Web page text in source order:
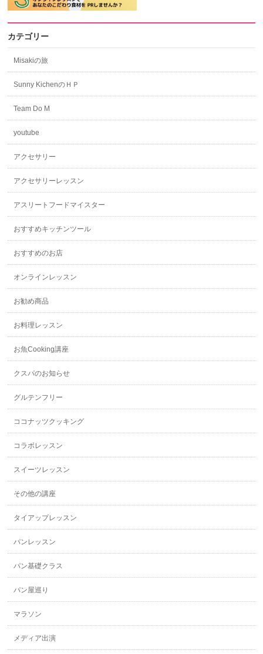
カテゴリー
Misakiの旅
Sunny KichenのＨＰ
Team Do M
youtube
アクセサリー
アクセサリーレッスン
アスリートフードマイスター
おすすめキッチンツール
おすすめのお店
オンラインレッスン
お勧め商品
お料理レッスン
お魚Cooking講座
クスパのお知らせ
グルテンフリー
ココナッツクッキング
コラボレッスン
スイーツレッスン
その他の講座
タイアップレッスン
パンレッスン
パン基礎クラス
パン屋巡り
マラソン
メディア出演